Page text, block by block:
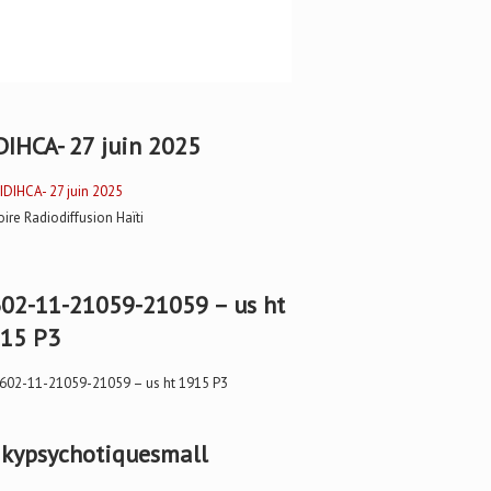
27 juin 2025
Radiodiffusion Haïti
11-21059-21059 – us ht
P3